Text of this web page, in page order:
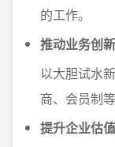
的工作。
推动业务创新
以大胆试水
商、会员制
提升企业估